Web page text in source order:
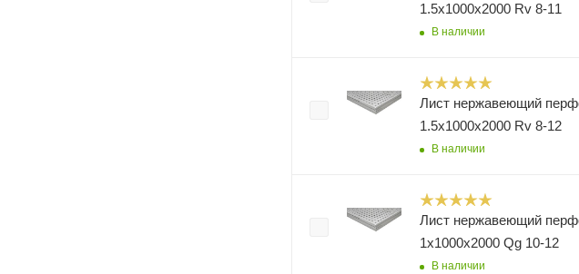
1.5х1000х2000 Rv 8-11
В наличии
Лист нержавеющий
1.5х1000х2000 Rv 8-12
В наличии
Лист нержавеющий
1х1000х2000 Qg 10-12
В наличии